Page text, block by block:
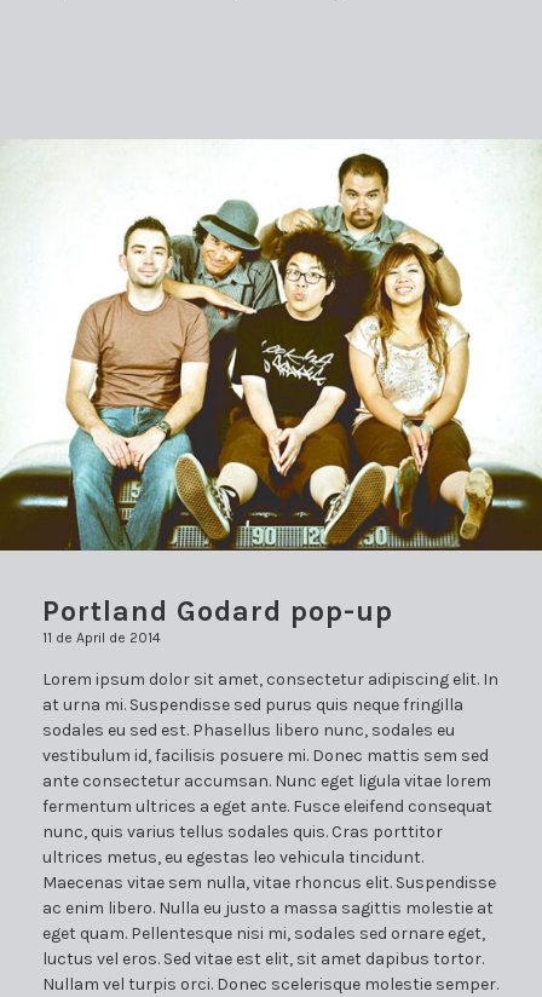
Portland Godard pop-up
11 de April de 2014
Lorem ipsum dolor sit amet, consectetur adipiscing elit. In
at urna mi. Suspendisse sed purus quis neque fringilla
sodales eu sed est. Phasellus libero nunc, sodales eu
vestibulum id, facilisis posuere mi. Donec mattis sem sed
ante consectetur accumsan. Nunc eget ligula vitae lorem
fermentum ultrices a eget ante. Fusce eleifend consequat
nunc, quis varius tellus sodales quis. Cras porttitor
ultrices metus, eu egestas leo vehicula tincidunt.
Maecenas vitae sem nulla, vitae rhoncus elit. Suspendisse
ac enim libero. Nulla eu justo a massa sagittis molestie at
eget quam. Pellentesque nisi mi, sodales sed ornare eget,
luctus vel eros. Sed vitae est elit, sit amet dapibus tortor.
Nullam vel turpis orci. Donec scelerisque molestie semper.